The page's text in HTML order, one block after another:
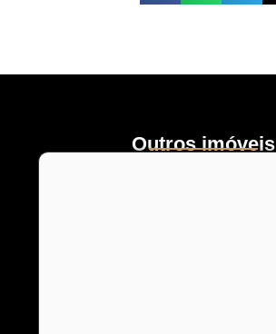
Outros imóveis